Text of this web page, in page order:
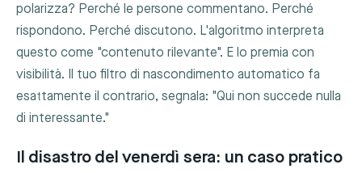
polarizza? Perché le persone commentano. Perché
rispondono. Perché discutono. L'algoritmo interpreta
questo come "contenuto rilevante". E lo premia con
visibilità. Il tuo filtro di nascondimento automatico fa
esattamente il contrario, segnala: "Qui non succede nulla
di interessante."
Il disastro del venerdì sera: un caso pratico